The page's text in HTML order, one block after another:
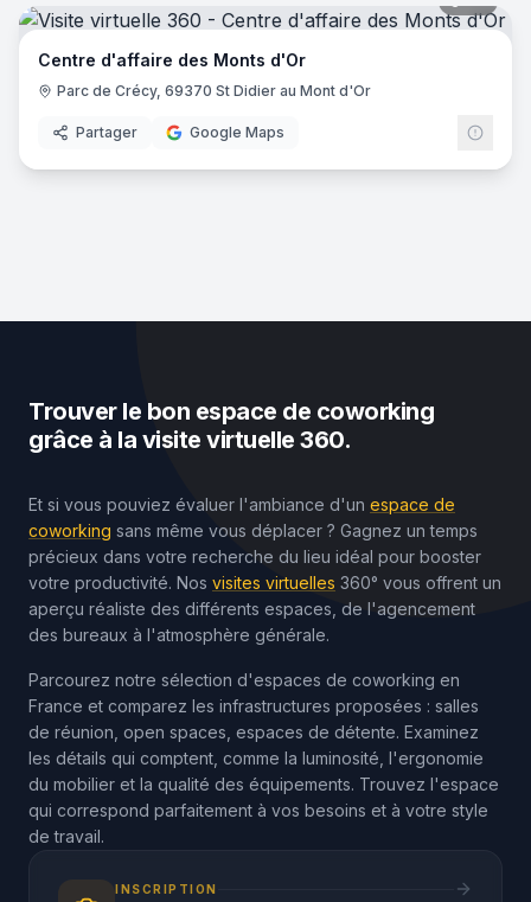
Centre d'affaire des Monts d'Or
Parc de Crécy, 69370 St Didier au Mont d'Or
Partager Google Maps
Trouver le bon espace de coworking
grâce à la visite virtuelle 360.
Et si vous pouviez évaluer l'ambiance d'un espace de
coworking sans même vous déplacer ? Gagnez un temps
précieux dans votre recherche du lieu idéal pour booster
votre productivité. Nos visites virtuelles 360° vous offrent un
aperçu réaliste des différents espaces, de l'agencement
des bureaux à l'atmosphère générale.
Parcourez notre sélection d'espaces de coworking en
France et comparez les infrastructures proposées : salles
de réunion, open spaces, espaces de détente. Examinez
les détails qui comptent, comme la luminosité, l'ergonomie
du mobilier et la qualité des équipements. Trouvez l'espace
qui correspond parfaitement à vos besoins et à votre style
de travail.
INSCRIPTION